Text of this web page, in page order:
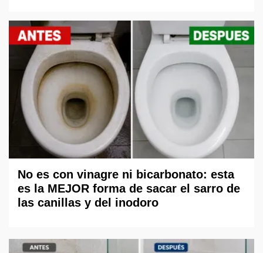
No es con vinagre ni bicarbonato: esta
es la MEJOR forma de sacar el sarro de
las canillas y del inodoro